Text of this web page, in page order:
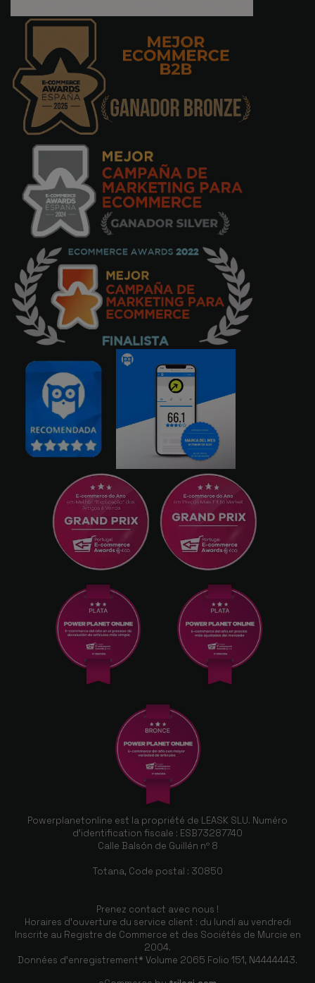
Powerplanetonline est la propriété de LEASK SLU. Numéro
d'identification fiscale : ESB73287740
Calle Balsón de Guillén nº 8
Totana, Code postal : 30850
Prenez contact avec nous !
Horaires d'ouverture du service client : du lundi au vendredi
Inscrite au Registre de Commerce et des Sociétés de Murcie en
2004.
Données d'enregistrement* Volume 2065 Folio 151, N4444443.